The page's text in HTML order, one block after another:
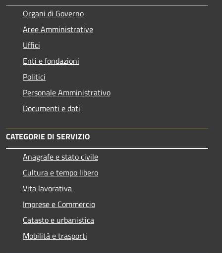
Organi di Governo
Aree Amministrative
Uffici
Enti e fondazioni
Politici
Personale Amministrativo
Documenti e dati
CATEGORIE DI SERVIZIO
Anagrafe e stato civile
Cultura e tempo libero
Vita lavorativa
Imprese e Commercio
Catasto e urbanistica
Mobilità e trasporti